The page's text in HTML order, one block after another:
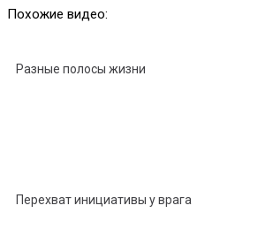
Похожие видео:
Разные полосы жизни
Перехват инициативы у врага